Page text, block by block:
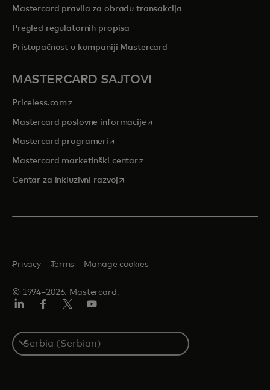
Mastercard pravila za obradu transakcija
Pregled regulatornih propisa
Pristupačnost u kompaniji Mastercard
MASTERCARD SAJTOVI
Priceless.com opens in a new tab
Mastercard poslovne informacijeopens in a new tab
Mastercard programeri opens in a new tab
Mastercard marketinški centaropens in a new tab
Centar za inkluzivni razvoj opens in a new tab
© 1994–2026. Mastercard.
Privacy Terms Manage cookies
Select
a
country